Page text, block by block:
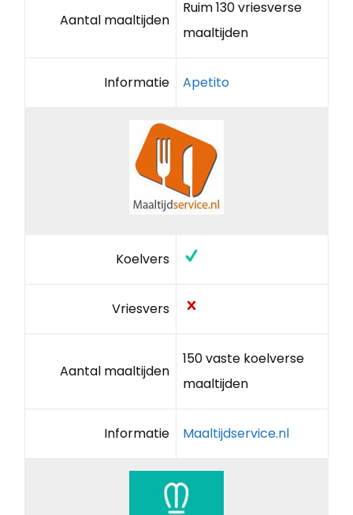
Aantal maaltijden
Ruim 130 vriesverse
maaltijden
Informatie Apetito
Koelvers
Vriesvers
Aantal maaltijden
150 vaste koelverse
maaltijden
Informatie Maaltijdservice.nl